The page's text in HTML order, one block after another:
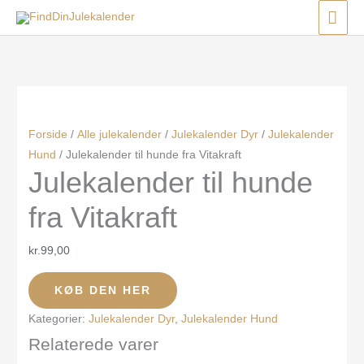
Forside / Alle julekalender/ Julekalender Dyr/ Julekalender
Hund / Julekalender til hunde fra Vitakraft
Julekalender til hunde
fra Vitakraft
kr.99,00
KØB DEN HER
Kategorier: Julekalender Dyr, Julekalender Hund
Relaterede varer
Menu
Menu
Menu